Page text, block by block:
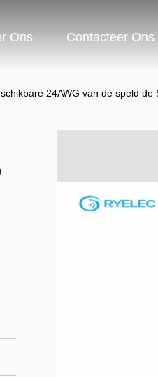
Ons Contacteer Ons
24AWG van de speld de